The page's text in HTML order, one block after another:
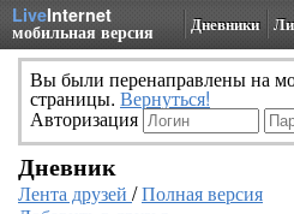
LiveInternet
мобильная версия Дневники
Вы были перенаправлены на
страницы. Вернуться!
Авторизация
Дневник
Лента друзей /Полная версия